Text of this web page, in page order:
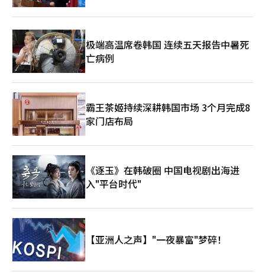
极端高温席卷韩国 连续五天报告中暑死
亡病例
霸王茶姬持续深耕韩国市场 3个月完成8
家门店布局
《逐玉》在韩破圈 中国电视剧出海进
入"平台时代"
【亚洲人之声】"一夜暴富"梦碎！